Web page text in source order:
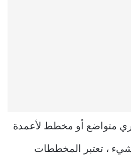
متواضع أو مخطط لأعمدة
، تعتبر المخططات